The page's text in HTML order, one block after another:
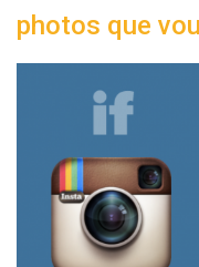
photos que